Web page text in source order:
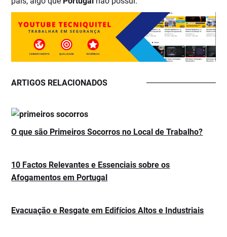
ARTIGOS RELACIONADOS
O que são Primeiros Socorros no Local de Trabalho?
10 Factos Relevantes e Essenciais sobre os
Afogamentos em Portugal
Evacuação e Resgate em Edifícios Altos e Industriais